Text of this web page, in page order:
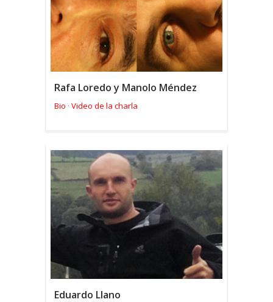
Rafa Loredo y Manolo Méndez
Bio · Video de la charla
Eduardo Llano